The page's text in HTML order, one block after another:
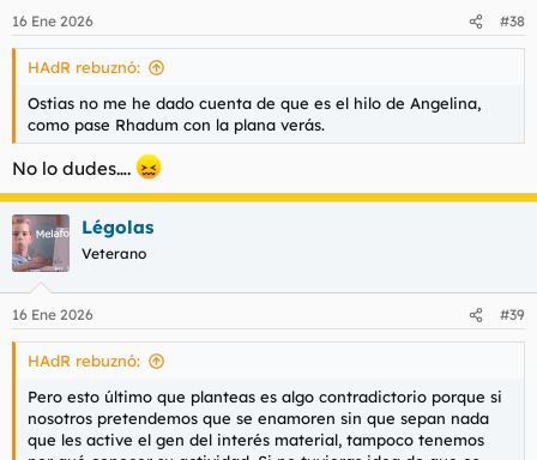
e
s
16 Ene 2026 #38
HAdR rebuznó:
Ostias no me he dado cuenta de que es el hilo de Angelina,
como pase Rhadum con la plana verás.
No lo dudes….
Légolas
Veterano
16 Ene 2026 #39
HAdR rebuznó:
Pero esto último que planteas es algo contradictorio porque si
nosotros pretendemos que se enamoren sin que sepan nada
que les active el gen del interés material, tampoco tenemos